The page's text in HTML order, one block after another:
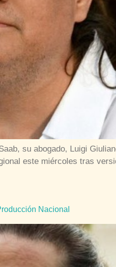
su abogado, Luigi
este miércoles tras
Nacional